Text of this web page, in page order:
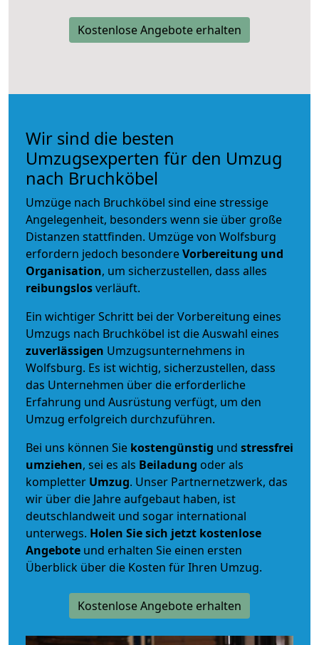
Kostenlose Angebote erhalten
Wir sind die besten
Umzugsexperten für den Umzug
nach Bruchköbel
Umzüge nach Bruchköbel sind eine stressige
Angelegenheit, besonders wenn sie über große
Distanzen stattfinden. Umzüge von Wolfsburg
erfordern jedoch besondereVorbereitung und
Organisation, um sicherzustellen, dass alles
reibungslosverläuft.
Ein wichtiger Schritt bei der Vorbereitung eines
Umzugs nach Bruchköbel ist die Auswahl eines
zuverlässigen Umzugsunternehmens in
Wolfsburg. Es ist wichtig, sicherzustellen, dass
das Unternehmen über die erforderliche
Erfahrung und Ausrüstung verfügt, um den
Umzug erfolgreich durchzuführen.
Bei uns können Sie kostengünstig und stressfrei
umziehen, sei es als Beiladung oder als
kompletter Umzug. Unser Partnernetzwerk, das
wir über die Jahre aufgebaut haben, ist
deutschlandweit und sogar international
unterwegs. Holen Sie sich jetzt kostenlose
Angebote und erhalten Sie einen ersten
Überblick über die Kosten für Ihren Umzug.
Kostenlose Angebote erhalten